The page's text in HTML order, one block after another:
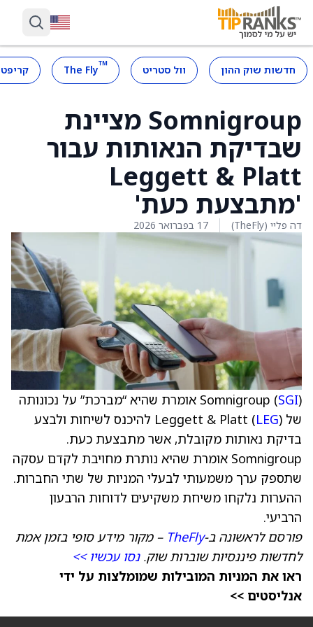
חדשות שוק ההון וול סטריט ™
The Fly
Somnigroup מציינת
שבדיקת הנאותות עבור
Leggett & Platt
'מתבצעת כעת'
דה פליי (TheFly) 17 בפברואר 2026
Somnigroup (SGI
) אומרת שהיא “מברכת” על נכונותה
של Leggett & Platt ( LEG
) להיכנס לשיחות ולבצע
בדיקת נאותות מקובלת, אשר מתבצעת כעת.
Somnigroup אומרת שהיא נותרת מחויבת לקדם עסקה
שתספק ערך משמעותי לבעלי המניות של שתי החברות.
ההערות נלקחו משיחת משקיעים לדוחות הרבעון
הרביעי.
פורסם לראשונה ב-TheFly – מקור מידע סופי בזמן אמת
לחדשות פיננסיות שוברות שוק.נסו עכשיו >>
ראו את המניות המובילות שמומלצות על ידי
אנליסטים >>